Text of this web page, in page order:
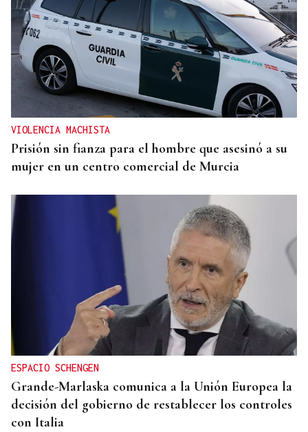
VIOLENCIA MACHISTA
Prisión sin fianza para el hombre que asesinó a su
mujer en un centro comercial de Murcia
ESPACIO SCHENGEN
Grande-Marlaska comunica a la Unión Europea la
decisión del gobierno de restablecer los controles
con Italia